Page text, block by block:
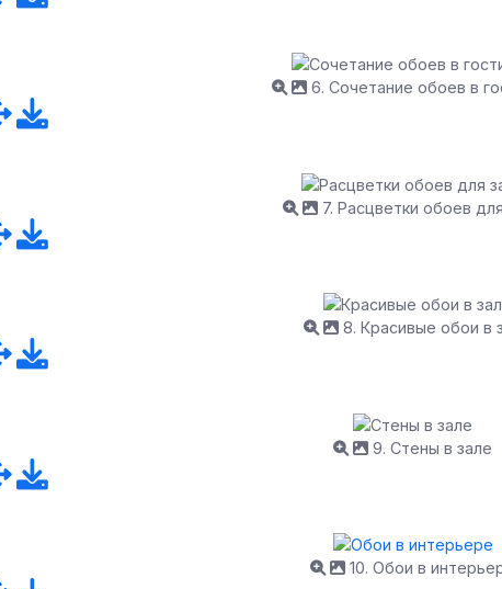
6. Сочетание обоев в
7. Расцветки обоев
8. Красивые обои в
9. Стены в зале
10. Обои в